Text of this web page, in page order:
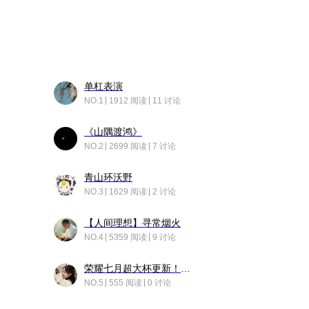
单杠表演
NO.1 1912 阅读 11 讨论
《山隅渡鸿》
NO.2 2699 阅读 7 讨论
青山环沃野
NO.3 1629 阅读 2 讨论
【人间理想】寻常烟火
NO.4 5359 阅读 9 讨论
NO.5 555 阅读 0 讨论